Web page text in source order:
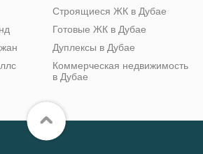
Строящиеся ЖК в Дубае
Готовые ЖК в Дубае
Дуплексы в Дубае
Коммерческая недвижимость
в Дубае